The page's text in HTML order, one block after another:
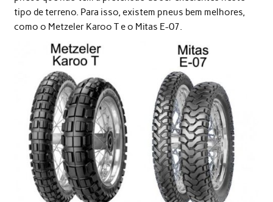
tipo de terreno. Para isso, existem pneus bem melhores,
como o Metzeler Karoo T e o Mitas E-07.